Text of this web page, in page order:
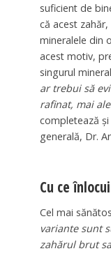
suficient de
că acest
mineralele din
acest motiv,
singurul
ar trebui să
rafinat, mai
completează
generală, Dr.
Cu ce
Cel mai
variante sunt
zahărul brut